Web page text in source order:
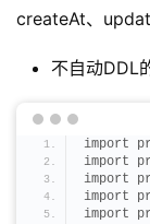
createAt、
不自动DDL
import
import
import
import
import